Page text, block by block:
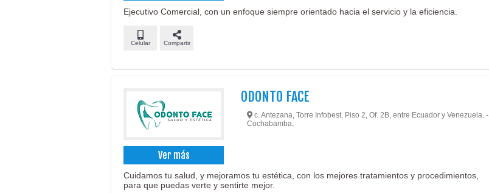
Ejecutivo Comercial, con un enfoque siempre orientado hacia el servicio y la eficiencia.
Celular Compartir
Ver más
ODONTO FACE
c. Antezana, Torre Infobest, Piso 2, Of. 2B, entre Ecuador y Venezuela. -
Cochabamba,
Cuidamos tu salud, y mejoramos tu estética, con los mejores tratamientos y procedimientos,
para que puedas verte y sentirte mejor.